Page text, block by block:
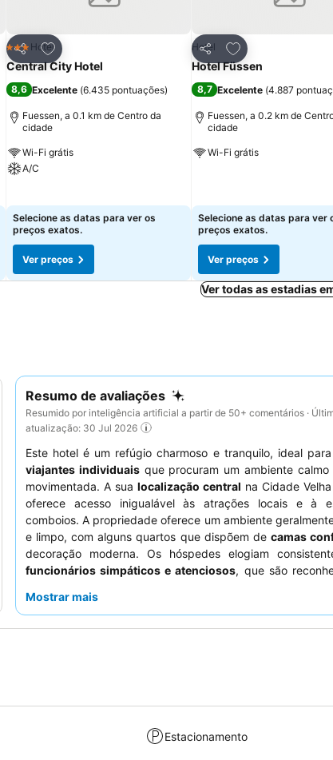
Partilhar
Adicionar aos favoritos
3 Estrelas
Hotel
Central City Hotel
8,6 Excelente (6.435 pontuações)
Fuessen, a 0.1 km de Centro da
cidade
Wi-Fi grátis
A/C
Selecione as datas para ver os
preços exatos.
Ver preços
Partilhar
Adicionar aos
Hotel
Hotel Füssen
8,7 Excelente (4.887
Fuessen, a 0.2 km de
cidade
Wi-Fi grátis
Selecione as datas para ver
preços exatos.
Ver preços
Ver todas as estadias
Resumo de avaliações
Resumido por inteligência artificial a partir de 50+ comentários ·
atualização: 30 Jul 2026
Este hotel é um refúgio charmoso e tranquilo, ideal para
viajantes individuaisque procuram um ambiente calmo
movimentada. A sua localização central na Cidade
oferece acesso inigualável às atrações locais e à
comboios. A propriedade oferece um ambiente
e limpo, com alguns quartos que dispõem de camas
decoração moderna. Os hóspedes elogiam
funcionários simpáticos e atenciosos, que são
considere solicitar um quarto virado para o jardim.
Mostrar mais
Estacionamento